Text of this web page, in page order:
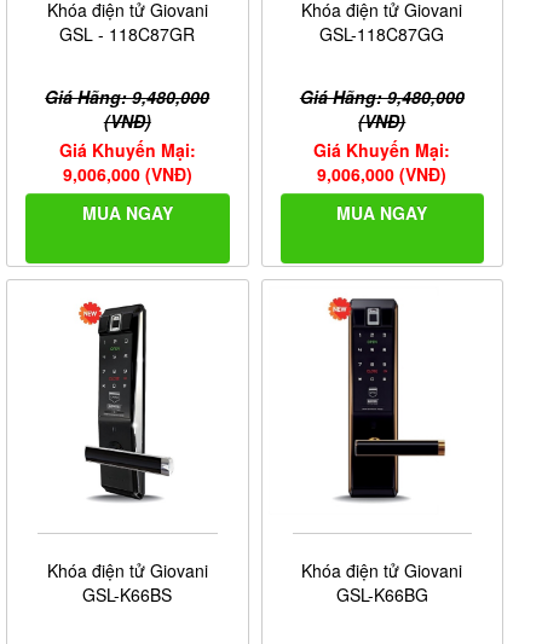
Khóa điện tử Giovani
GSL - 118C87GR
Giá Hãng: 9,480,000
(VNĐ)
Giá Khuyến Mại:
9,006,000 (VNĐ)
MUA NGAY
Khóa điện tử Giovani
GSL-118C87GG
Giá Hãng: 9,480,000
(VNĐ)
Giá Khuyến Mại:
9,006,000 (VNĐ)
MUA NGAY
Khóa điện tử Giovani
GSL-K66BS
Khóa điện tử Giovani
GSL-K66BG